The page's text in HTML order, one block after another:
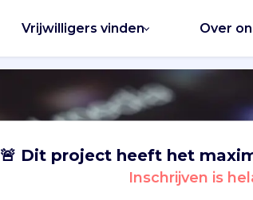
Vrijwilligers vinden Over
🚨 Dit project heeft het
Inschrijven is